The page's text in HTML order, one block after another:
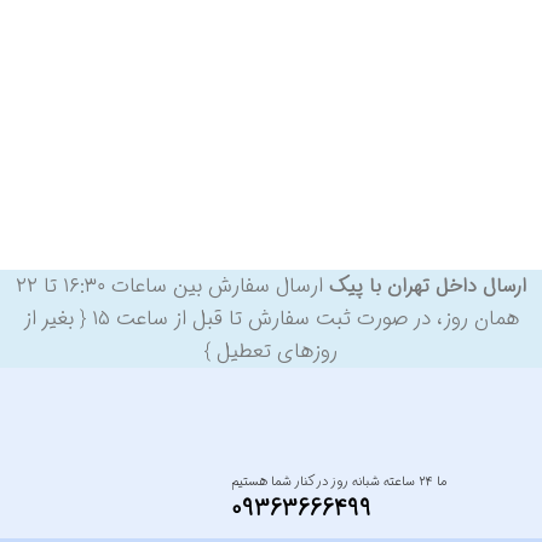
ارسال داخل تهران با پیک
ارسال سفارش بین ساعات ۱۶:۳۰ تا ۲۲
همان روز، در صورت ثبت سفارش تا قبل از ساعت ۱۵ { بغیر از
روزهای تعطیل }
ما ۲۴ ساعته شبانه روز در کنار شما هستیم
09363666499